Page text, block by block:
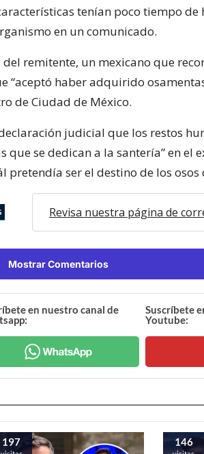
tenían poco tiempo de
en un comunicado.
remitente, un mexicano que
“aceptó haber adquirido
de Ciudad de México.
judicial que los restos
que se dedican a la santería” en el
pretendía ser el destino de los osos
Revisa nuestra página de
Mostrar Comentarios
en nuestro canal de
Suscríbete
Youtube:
197 146